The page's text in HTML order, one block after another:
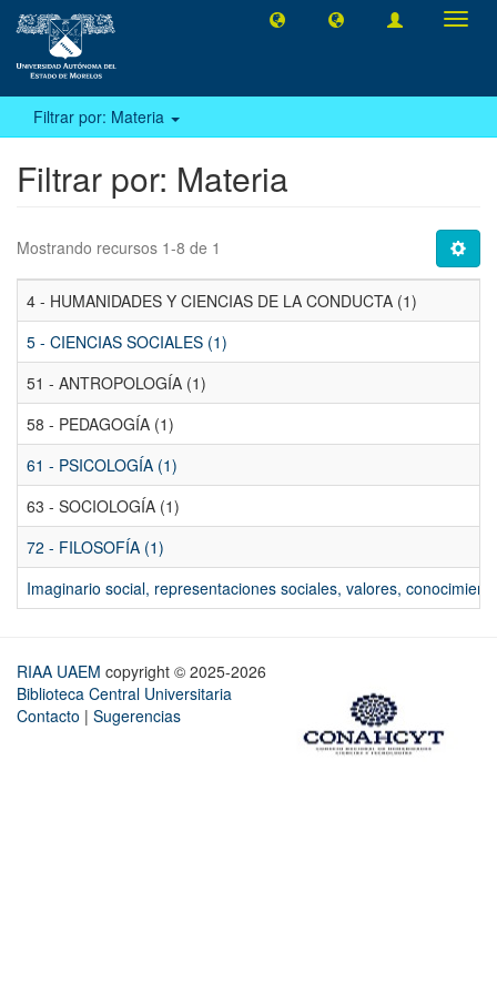
Filtrar por: Materia
Filtrar por: Materia
Mostrando recursos 1-8 de 1
4 - HUMANIDADES Y CIENCIAS DE LA CONDUCTA (1)
5 - CIENCIAS SOCIALES (1)
51 - ANTROPOLOGÍA (1)
58 - PEDAGOGÍA (1)
61 - PSICOLOGÍA (1)
63 - SOCIOLOGÍA (1)
72 - FILOSOFÍA (1)
Imaginario social, representaciones sociales, valores,
RIAA UAEM copyright © 2025-2026
Biblioteca Central Universitaria
Contacto | Sugerencias